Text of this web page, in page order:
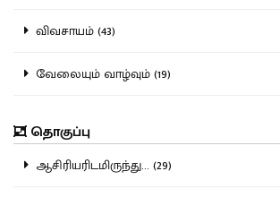
விவசாயம் (43)
வேலையும் வாழ்வும் (19)
தொகுப்பு
ஆசிரியரிடமிருந்து... (29)